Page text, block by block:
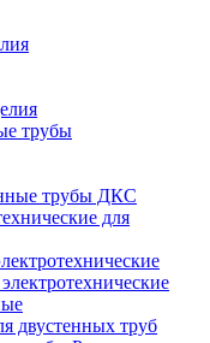
трубы
трубы ДКС
для
двустенных труб